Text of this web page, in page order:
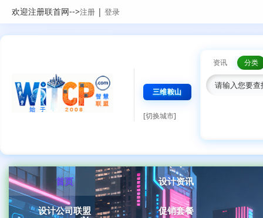
欢迎注册联首网-->注册 | 登录
三维鞍山
[切换城市]
资讯 分类
首页 设计资讯
设计公司联盟 促销套餐